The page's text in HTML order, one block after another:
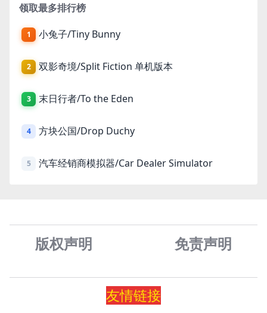
领取最多排行榜
1 小兔子/Tiny Bunny
2 双影奇境/Split Fiction 单机版本
3 末日行者/To the Eden
4 方块公国/Drop Duchy
5 汽车经销商模拟器/Car Dealer Simulator
版权声明 免责声明
友情链接